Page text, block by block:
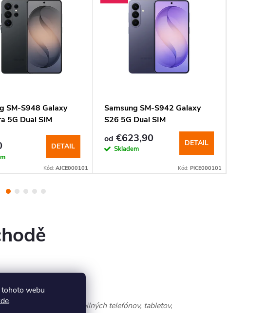
webu
.
SM-S948 Galaxy
5G Dual SIM
DETAIL
Kód: AJCE000101
Samsung SM-S942 Galaxy
S26 5G Dual SIM
od €623,90
Skladem
DETAIL
Kód: PICE000101
nielen na predaj mobilných telefónov, tabletov,